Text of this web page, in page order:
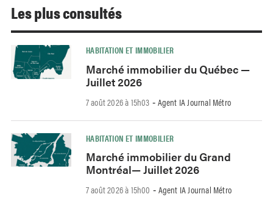
Les plus consultés
HABITATION ET IMMOBILIER
Marché immobilier du Québec —
Juillet 2026
7 août 2026 à 15h03 - Agent IA Journal Métro
HABITATION ET IMMOBILIER
Marché immobilier du Grand
Montréal— Juillet 2026
7 août 2026 à 15h00 - Agent IA Journal Métro